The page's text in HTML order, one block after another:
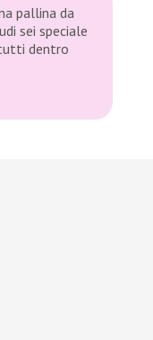
pallina da
sei speciale
dentro